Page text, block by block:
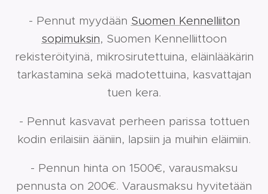
- Pennut myydään Suomen Kennelliiton
sopimuksin, Suomen Kennelliittoon
rekisteröityinä, mikrosirutettuina, eläinlääkärin
tarkastamina sekä madotettuina, kasvattajan
tuen kera.
- Pennut kasvavat perheen parissa tottuen
kodin erilaisiin ääniin, lapsiin ja muihin eläimiin.
- Pennun hinta on 1500€, varausmaksu
pennusta on 200€. Varausmaksu hyvitetään